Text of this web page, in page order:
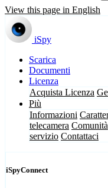
View this page in English
iSpy
Scarica
Documenti
Licenza
Acquista Licenza
Più
Informazioni
telecamera Comunità
servizio Contattaci
iSpyConnect